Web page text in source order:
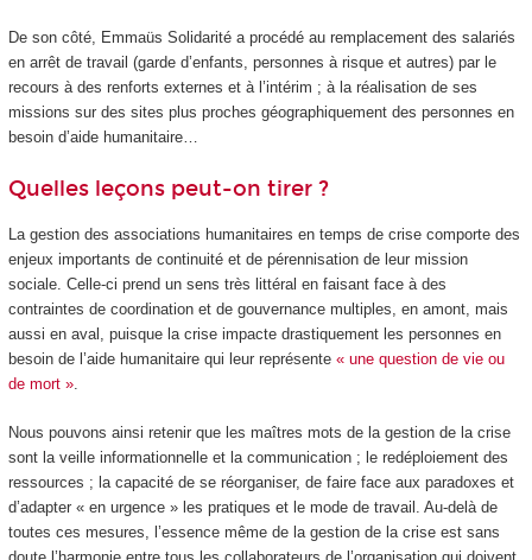
De son côté, Emmaüs Solidarité a procédé au remplacement des salariés
en arrêt de travail (garde d’enfants, personnes à risque et autres) par le
recours à des renforts externes et à l’intérim ; à la réalisation de ses
missions sur des sites plus proches géographiquement des personnes en
besoin d’aide humanitaire…
Quelles leçons peut-on tirer ?
La gestion des associations humanitaires en temps de crise comporte des
enjeux importants de continuité et de pérennisation de leur mission
sociale. Celle-ci prend un sens très littéral en faisant face à des
contraintes de coordination et de gouvernance multiples, en amont, mais
aussi en aval, puisque la crise impacte drastiquement les personnes en
besoin de l’aide humanitaire qui leur représente « une question de vie ou
de mort ».
Nous pouvons ainsi retenir que les maîtres mots de la gestion de la crise
sont la veille informationnelle et la communication ; le redéploiement des
ressources ; la capacité de se réorganiser, de faire face aux paradoxes et
d’adapter « en urgence » les pratiques et le mode de travail. Au-delà de
toutes ces mesures, l’essence même de la gestion de la crise est sans